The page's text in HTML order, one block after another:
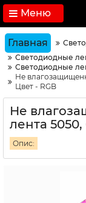
Меню
Главная
Светодиодные
Светодиодные
Не
Цвет - RGB
Не
лента
Опис: